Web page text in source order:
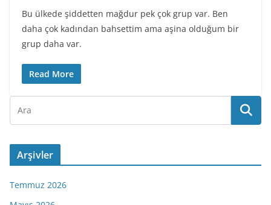
Bu ülkede şiddetten mağdur pek çok grup var. Ben
daha çok kadından bahsettim ama aşina olduğum bir
grup daha var.
Read More
Arşivler
Temmuz 2026